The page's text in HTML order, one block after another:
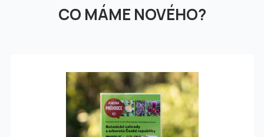
CO MÁME NOVÉHO?